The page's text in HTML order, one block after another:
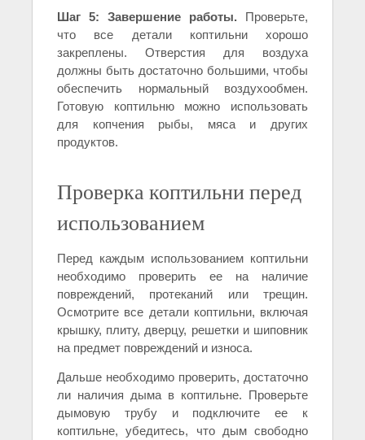
Шаг 5: Завершение работы. Проверьте,
что все детали коптильни хорошо
закреплены. Отверстия для воздуха
должны быть достаточно большими, чтобы
обеспечить нормальный воздухообмен.
Готовую коптильню можно использовать
для копчения рыбы, мяса и других
продуктов.
Проверка коптильни перед
использованием
Перед каждым использованием коптильни
необходимо проверить ее на наличие
повреждений, протеканий или трещин.
Осмотрите все детали коптильни, включая
крышку, плиту, дверцу, решетки и шиповник
на предмет повреждений и износа.
Дальше необходимо проверить, достаточно
ли наличия дыма в коптильне. Проверьте
дымовую трубу и подключите ее к
коптильне, убедитесь, что дым свободно